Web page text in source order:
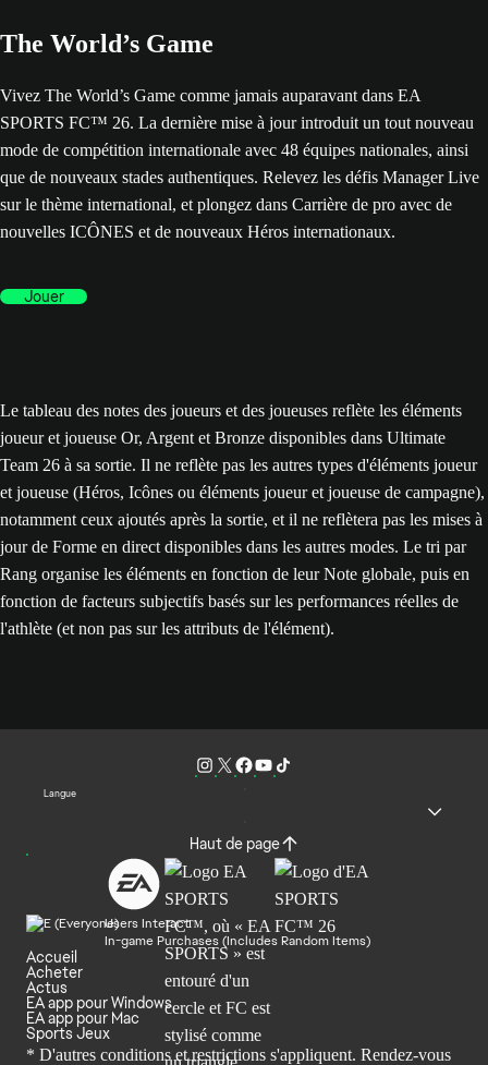
The World’s Game
Vivez The World’s Game comme jamais auparavant dans EA
SPORTS FC™ 26. La dernière mise à jour introduit un tout nouveau
mode de compétition internationale avec 48 équipes nationales, ainsi
que de nouveaux stades authentiques. Relevez les défis Manager Live
sur le thème international, et plongez dans Carrière de pro avec de
nouvelles ICÔNES et de nouveaux Héros internationaux.
Jouer
Le tableau des notes des joueurs et des joueuses reflète les éléments
joueur et joueuse Or, Argent et Bronze disponibles dans Ultimate
Team 26 à sa sortie. Il ne reflète pas les autres types d'éléments joueur
et joueuse (Héros, Icônes ou éléments joueur et joueuse de campagne),
notamment ceux ajoutés après la sortie, et il ne reflètera pas les mises à
jour de Forme en direct disponibles dans les autres modes. Le tri par
Rang organise les éléments en fonction de leur Note globale, puis en
fonction de facteurs subjectifs basés sur les performances réelles de
l'athlète (et non pas sur les attributs de l'élément).
Langue
Haut de page
Users Interact
In-game Purchases (Includes Random Items)
Accueil
Acheter
Actus
EA app pour Windows
EA app pour Mac
Sports Jeux
* D'autres conditions et restrictions s'appliquent. Rendez-vous